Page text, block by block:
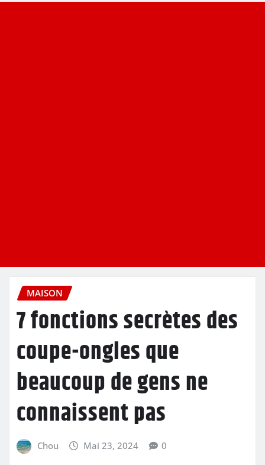
MAISON
7 fonctions secrètes des
coupe-ongles que
beaucoup de gens ne
connaissent pas
Chou Mai 23, 2024 0